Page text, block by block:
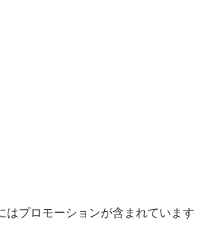
はプロモーションが含まれています